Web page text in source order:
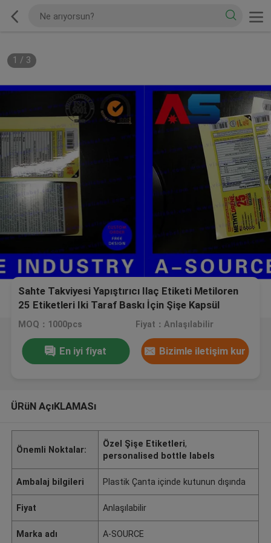
1 / 3
Sahte Takviyesi Yapıştırıcı Ilaç Etiketi Metiloren
25 Etiketleri Iki Taraf Baskı İçin Şişe Kapsül
Şişeleri
MOQ：1000pcs Fiyat：Anlaşılabilir
En iyi fiyat Bizimle iletişim kur
ÜRüN AçıKLAMASı
Önemli Noktalar:
Özel Şişe Etiketleri,
personalised bottle labels
Ambalaj bilgileri Plastik Çanta içinde kutunun dışında
Fiyat Anlaşılabilir
Marka adı A-SOURCE